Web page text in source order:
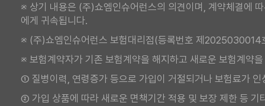
※ 상기 내용은 (주)쇼엠인슈어런스의 의견이며, 계약체결에
에게 귀속됩니다.
※ (주)쇼엠인슈어런스 보험대리점(등록번호 제2025030014
※ 보험계약자가 기존 보험계약을 해지하고 새로운 보험계약
① 질병이력, 연령증가 등으로 가입이 거절되거나 보험료가 인
② 가입 상품에 따라 새로운 면책기간 적용 및 보장 제한 등 기